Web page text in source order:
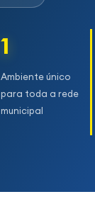
1
Ambiente único
para toda a rede
municipal